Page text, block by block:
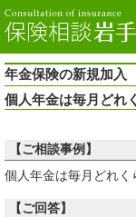
年金保険の新規加入
個人年金は毎月どれ
【ご相談事例】
個人年金は毎月どれく
【ご回答】